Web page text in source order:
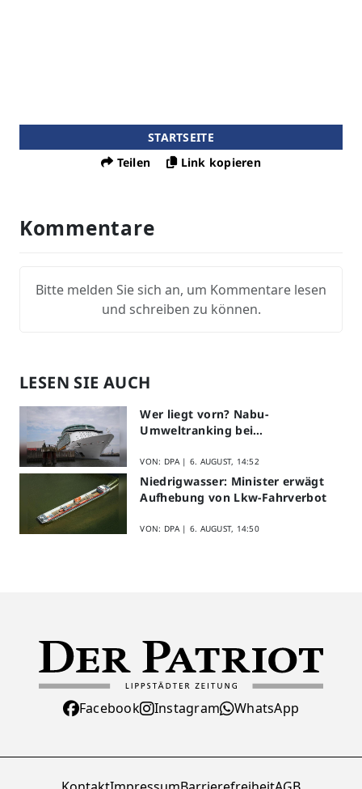
STARTSEITE
Teilen
Link kopieren
Kommentare
Bitte melden Sie sich an, um Kommentare lesen
und schreiben zu können.
LESEN SIE AUCH
Wer liegt vorn? Nabu-
Umweltranking bei
VON: DPA | 6. AUGUST, 14:52
Niedrigwasser: Minister erwägt
Aufhebung von Lkw-Fahrverbot
VON: DPA | 6. AUGUST, 14:50
Facebook Instagram WhatsApp